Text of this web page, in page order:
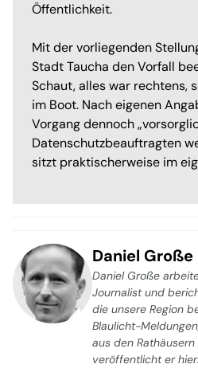
Öffentlichkeit.
Mit der vorliegenden
Stadt Taucha den Vorfall
Schaut, alles war rechtens,
im Boot. Nach eigenen
Vorgang dennoch
Datenschutzbeauftragten
sitzt praktischerweise im
Daniel Große
Daniel Große
Journalist und
die unsere Region
Blaulicht-
aus den
veröffentlicht er